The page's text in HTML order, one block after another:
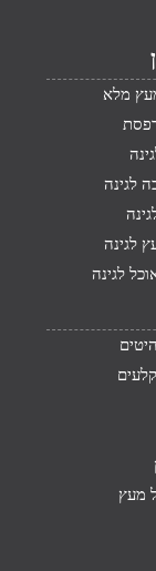
מלא
לגינה
לגינה
לגינה
מעץ